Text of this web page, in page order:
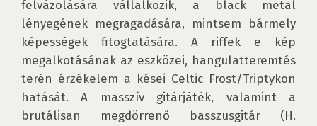
felvázolására vállalkozik, a black metal
lényegének megragadására, mintsem bármely
képességek fitogtatására. A riffek e kép
megalkotásának az eszközei, hangulatteremtés
terén érzékelem a kései Celtic Frost/Triptykon
hatását. A masszív gitárjáték, valamint a
brutálisan megdörrenő basszusgitár (H.